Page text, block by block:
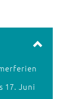
17. Juni